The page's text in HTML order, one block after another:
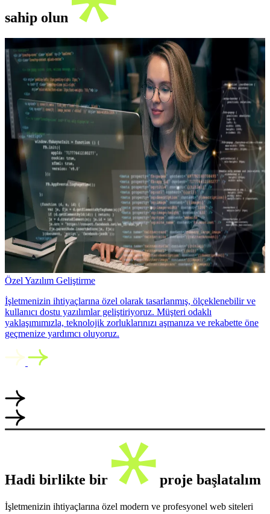
sahip olun
Özel Yazılım Geliştirme
İşletmenizin ihtiyaçlarına özel olarak tasarlanmış, ölçeklenebilir ve
kullanıcı dostu yazılımlar geliştiriyoruz. Müşteri odaklı
yaklaşımımızla, teknolojik zorluklarınızı aşmanıza ve rekabette öne
geçmenize yardımcı oluyoruz.
Hadi birlikte bir proje başlatalım
İşletmenizin ihtiyaçlarına özel modern ve profesyonel web siteleri